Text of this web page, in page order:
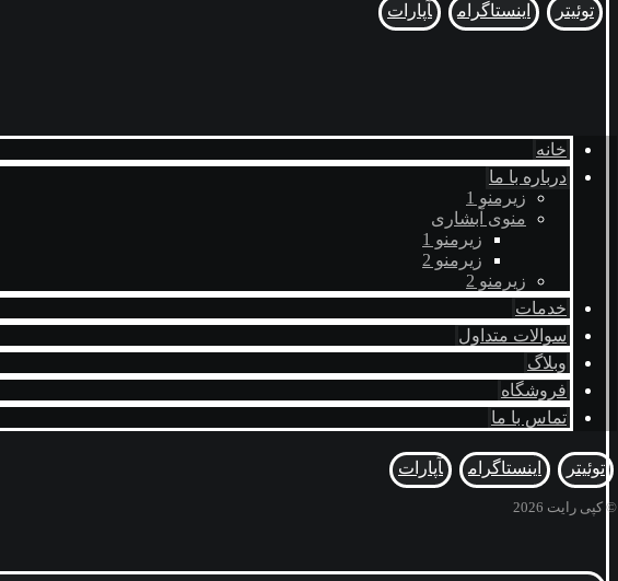
توئیتر اینستاگرام آپارات
خانه
درباره با ما
زیرمنو 1
منوی آبشاری
زیرمنو 1
زیرمنو 2
زیرمنو 2
خدمات
سوالات متداول
وبلاگ
فروشگاه
تماس با ما
توئیتر اینستاگرام آپارات
© کپی رایت 2026